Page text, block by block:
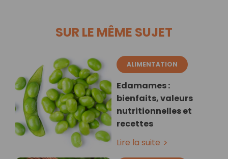
SUR LE MÊME SUJET
ALIMENTATION
Edamames :
bienfaits, valeurs
nutritionnelles et
recettes
Lire la suite